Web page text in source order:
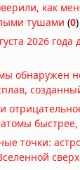
396 древних
найдено в
05.08.2026 в
Гробница
правившего
монет и
05.08.2026 в
В Аргентине
возрастом
как
тушами (0)
2026 года
обнаружен
атомы
точки: